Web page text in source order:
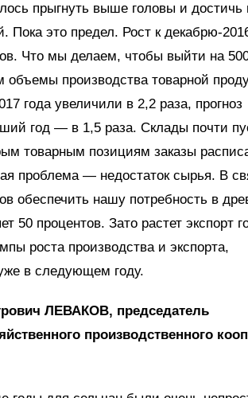
прыгнуть выше головы и достичь
Пока это предел. Рост к
Что мы делаем, чтобы выйти на
производства товарной
года увеличили в 2,2 раза, прогноз
год — в 1,5 раза. Склады почти
товарным позициям заказы
проблема — недостаток сырья. В
обеспечить нашу потребность в
50 процентов. Зато растет экспорт
роста производства и экспорта,
в следующем году.
ЛЕВАКОВ, председатель
производственного